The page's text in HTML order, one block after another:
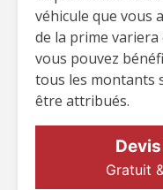
véhicule que vous
de la prime
vous pouvez
tous les montants
être attribués.